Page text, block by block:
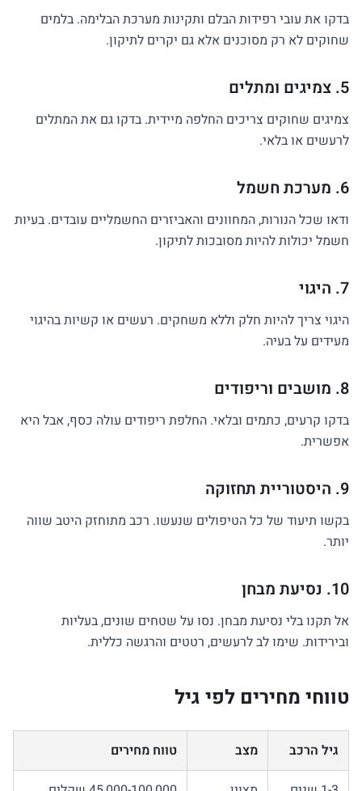
בדקו את עובי רפידות הבלם ותקינות מערכת הבלימה. בלמים
שחוקים לא רק מסוכנים אלא גם יקרים לתיקון.
5. צמיגים ומתלים
צמיגים שחוקים צריכים החלפה מיידית. בדקו גם את המתלים
לרעשים או בלאי.
6. מערכת חשמל
ודאו שכל הנורות, המחוונים והאביזרים החשמליים עובדים. בעיות
חשמל יכולות להיות מסובכות לתיקון.
7. היגוי
היגוי צריך להיות חלק וללא משחקים. רעשים או קשיות בהיגוי
מעידים על בעיה.
8. מושבים וריפודים
בדקו קרעים, כתמים ובלאי. החלפת ריפודים עולה כסף, אבל היא
אפשרית.
9. היסטוריית תחזוקה
בקשו תיעוד של כל הטיפולים שנעשו. רכב מתוחזק היטב שווה
יותר.
10. נסיעת מבחן
אל תקנו בלי נסיעת מבחן. נסו על שטחים שונים, בעליות
ובירידות. שימו לב לרעשים, רטטים והרגשה כללית.
טווחי מחירים לפי גיל
גיל הרכב מצב טווח מחירים